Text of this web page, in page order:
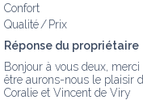
Confort
Qualité / Prix
Réponse du propriétaire
Bonjour à vous deux,
être aurons-nous le plaisir
Coralie et Vincent de Viry